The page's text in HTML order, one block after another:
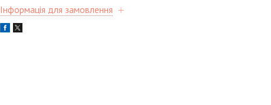
Інформація для замовлення